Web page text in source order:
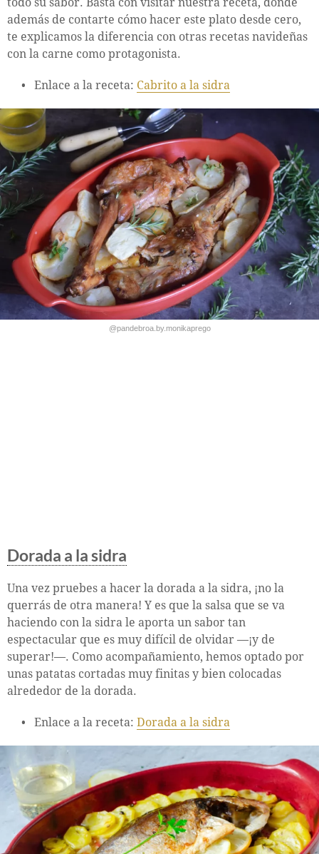
además de contarte cómo hacer este plato desde cero,
te explicamos la diferencia con otras recetas navideñas
con la carne como protagonista.
Enlace a la receta: Cabrito a la sidra
@pandebroa.by.monikaprego
Dorada a la sidra
Una vez pruebes a hacer la dorada a la sidra, ¡no la
querrás de otra manera! Y es que la salsa que se va
haciendo con la sidra le aporta un sabor tan
espectacular que es muy difícil de olvidar —¡y de
superar!—. Como acompañamiento, hemos optado por
unas patatas cortadas muy finitas y bien colocadas
alrededor de la dorada.
Enlace a la receta: Dorada a la sidra